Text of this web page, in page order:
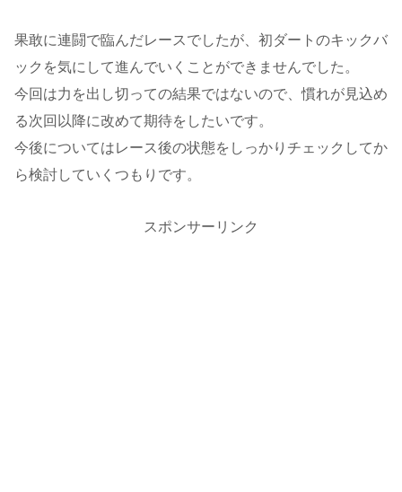
果敢に連闘で臨んだレースでしたが、初ダートのキックバ
ックを気にして進んでいくことができませんでした。
今回は力を出し切っての結果ではないので、慣れが見込め
る次回以降に改めて期待をしたいです。
今後についてはレース後の状態をしっかりチェックしてか
ら検討していくつもりです。
スポンサーリンク